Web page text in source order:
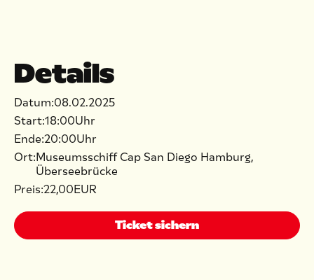
Details
Datum:08.02.2025
Start:18:00Uhr
Ende:20:00Uhr
Ort:Museumsschiff Cap San Diego Hamburg,
Überseebrücke
Preis:22,00EUR
Ticket sichern